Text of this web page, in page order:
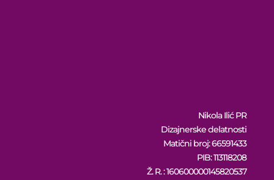
Nikola Ilić PR
Dizajnerske delatnosti
Matični broj: 66591433
PIB: 113118208
Ž. R. : 160600000145820537